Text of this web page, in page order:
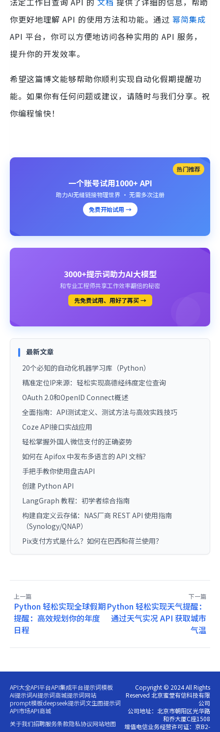
你更好地理解 API 的使用方法和功能。通过 幂简集成
API 平台，你可以方便地访问各种实用的 API 服务，
提升你的开发效率。
希望这篇博文能够帮助你顺利实现自动化假期提醒功
能。如果你有任何问题或建议，请随时与我们分享。祝
你编程愉快！
热门推荐
一个账号试用1000+ API
助力AI无缝链接物理世界 · 无需多次注册
免费开始试用 →
3000+提示词助力AI大模型
和专业工程师共享工作效率翻倍的秘密
先免费试用、用好了再买 →
最新文章
20个必知的自动化机器学习库（Python）
精准定位IP来源：轻松实现高德经纬度定位查询
OAuth 2.0和OpenID Connect概述
全面指南：API测试定义、测试方法与高效实践技巧
Coze API接口实战应用
轻松掌握外国人微信支付的正确姿势
如何在 Apifox 中发布多语言的 API 文档？
手把手教你使用盘古API
创建 Python API
LangGraph 教程：初学者综合指南
构建自定义云存储：NAS厂商 REST API 使用指南
（Synology/QNAP）
Pix支付方式是什么？如何在巴西和荷兰使用？
上一篇
Python 轻松实现全球假期
提醒：高效规划你的年度
日程
下一篇
Python 轻松实现天气提醒：
通过天气实况 API 获取城市
气温
API大全API平台API集成平台提示词模板
AI提示词AI提示词商城提示词网站
prompt模板deepseek提示词文生图提示词
API市场API商城
关于我们招聘服务条款隐私协议网站地图
Copyright © 2024 All Rights
Reserved 北京蜜堂有信科技有限
公司
公司地址：北京市朝阳区光华路
和乔大厦C座1508
增值电信业务经营许可证：京B2-